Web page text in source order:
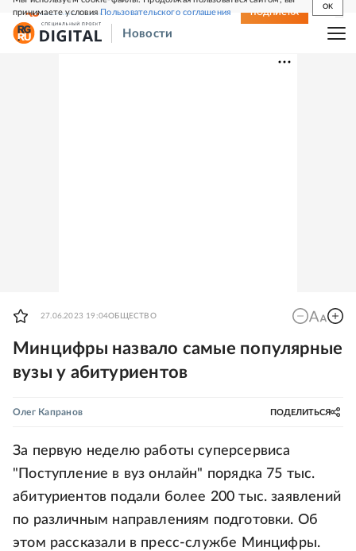
принимаете условияПользовательского соглашения
OK
СВЕЖИЙ НОМЕР ПОДПИСКА
Новости
27.06.2023 19:04ОБЩЕСТВО
Минцифры назвало самые популярные
вузы у абитуриентов
Олег Капранов ПОДЕЛИТЬСЯ
За первую неделю работы суперсервиса
"Поступление в вуз онлайн" порядка 75 тыс.
абитуриентов подали более 200 тыс. заявлений
по различным направлениям подготовки. Об
этом рассказали в пресс-службе Минцифры.